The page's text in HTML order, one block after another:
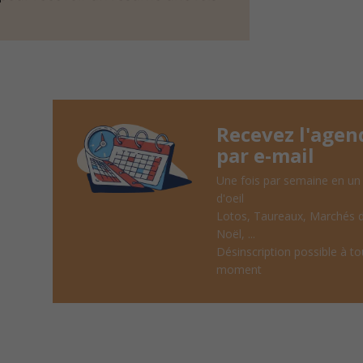
Recevez
par e-mail
Une fois par semaine en
d'oeil
Lotos, Taureaux, Marchés
Noël, ...
Désinscription possible à
moment